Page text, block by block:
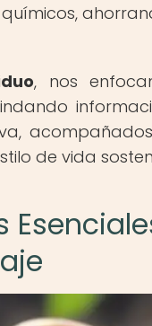
, nos
de vida